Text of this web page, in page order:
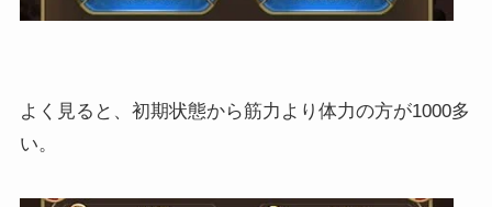
よく見ると、初期状態から筋力より体力の方が1000多
い。